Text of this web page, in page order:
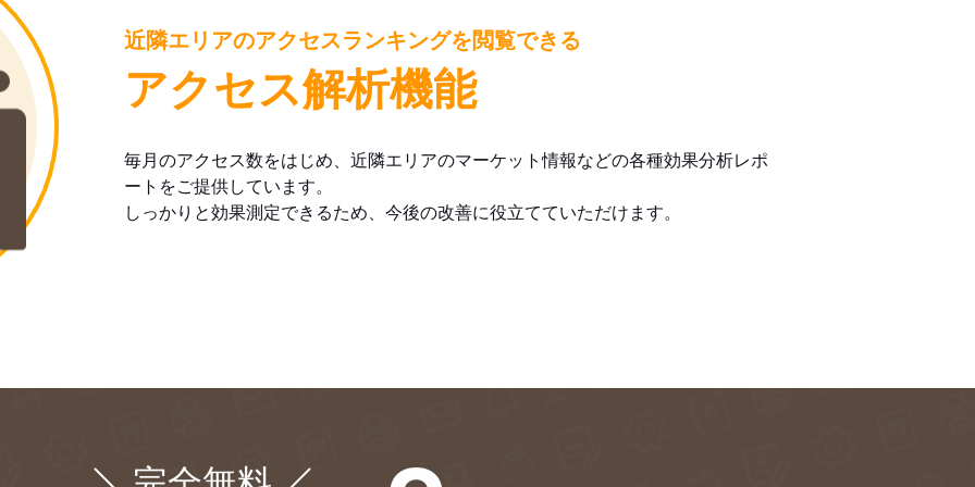
ページ編集を
簡単に！
お届け！
LINEでお知らせ
舗向け食べログ公式LINEアカウントの
だち追加は
こちら
近隣エリアのアクセスランキングを閲覧できる
アクセス解析機能
毎月のアクセス数をはじめ、近隣エリアのマーケット情報などの各種効果分析レポ
ートをご提供しています。
しっかりと効果測定できるため、今後の改善に役立てていただけます。